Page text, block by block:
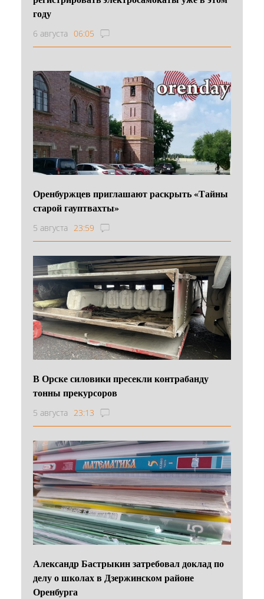
году
6 августа 06:05
Оренбуржцев приглашают раскрыть «Тайны
старой гауптвахты»
5 августа 23:59
В Орске силовики пресекли контрабанду
тонны прекурсоров
5 августа 23:13
Александр Бастрыкин затребовал доклад по
делу о школах в Дзержинском районе
Оренбурга